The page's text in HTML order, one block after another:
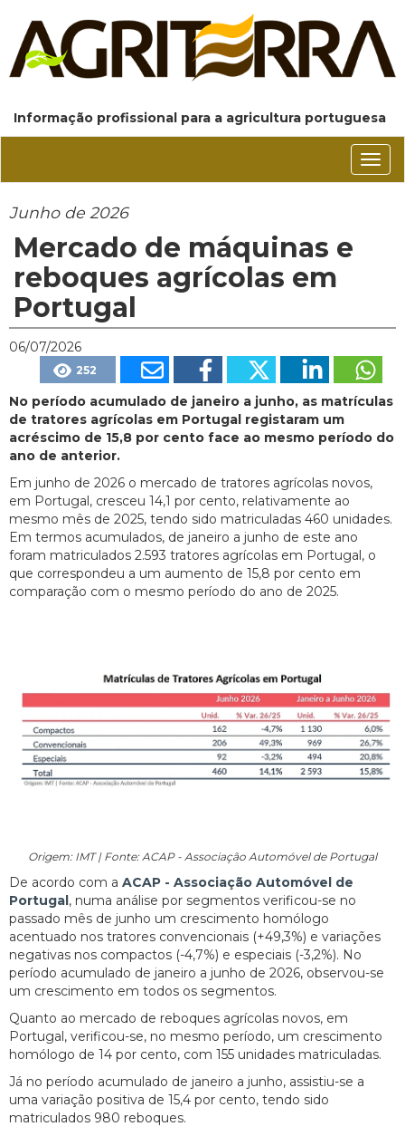
Informação profissional para a agricultura portuguesa
Junho de 2026
Mercado de máquinas e
reboques agrícolas em
Portugal
06/07/2026
252
No período acumulado de janeiro a junho, as matrículas
de tratores agrícolas em Portugal registaram um
acréscimo de 15,8 por cento face ao mesmo período do
ano de anterior.
Em junho de 2026 o mercado de tratores agrícolas novos,
em Portugal, cresceu 14,1 por cento, relativamente ao
mesmo mês de 2025, tendo sido matriculadas 460 unidades.
Em termos acumulados, de janeiro a junho de este ano
foram matriculados 2.593 tratores agrícolas em Portugal, o
que correspondeu a um aumento de 15,8 por cento em
comparação com o mesmo período do ano de 2025.
Origem: IMT | Fonte: ACAP - Associação Automóvel de Portugal
De acordo com a ACAP - Associação Automóvel de
Portugal, numa análise por segmentos verificou-se no
passado mês de junho um crescimento homólogo
acentuado nos tratores convencionais (+49,3%) e variações
negativas nos compactos (-4,7%) e especiais (-3,2%). No
período acumulado de janeiro a junho de 2026, observou-se
um crescimento em todos os segmentos.
Quanto ao mercado de reboques agrícolas novos, em
Portugal, verificou-se, no mesmo período, um crescimento
homólogo de 14 por cento, com 155 unidades matriculadas.
Já no período acumulado de janeiro a junho, assistiu-se a
uma variação positiva de 15,4 por cento, tendo sido
matriculados 980 reboques.